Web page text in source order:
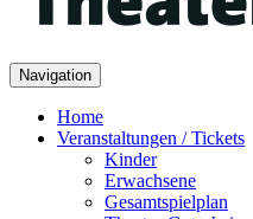
Navigation
Home
Veranstaltungen / Tickets
Kinder
Erwachsene
Gesamtspielplan